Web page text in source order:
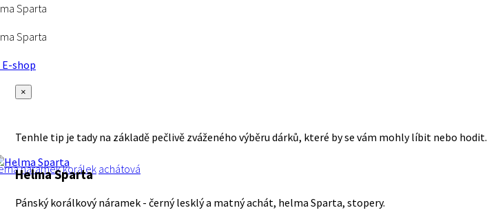
Sparta
Sparta
shop
×
Tenhle tip je tady na základě pečlivě zváženého výběru dárků, které by se vám mohly líbit nebo hodit.
náramekkorálek achátová
Helma Sparta
Pánský korálkový náramek - černý lesklý a matný achát, helma Sparta, stopery.